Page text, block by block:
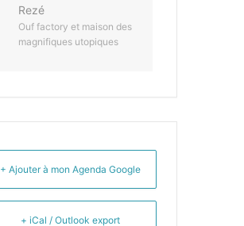
Rezé
Ouf factory et maison des
magnifiques utopiques
+ Ajouter à mon Agenda Google
+ iCal / Outlook export